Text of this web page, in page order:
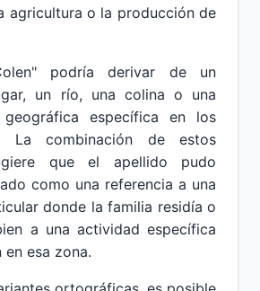
agricultura o la producción de
podría derivar de un
un río, una colina o una
geográfica específica en los
La combinación de estos
que el apellido pudo
como una referencia a una
donde la familia residía o
a una actividad específica
esa zona.